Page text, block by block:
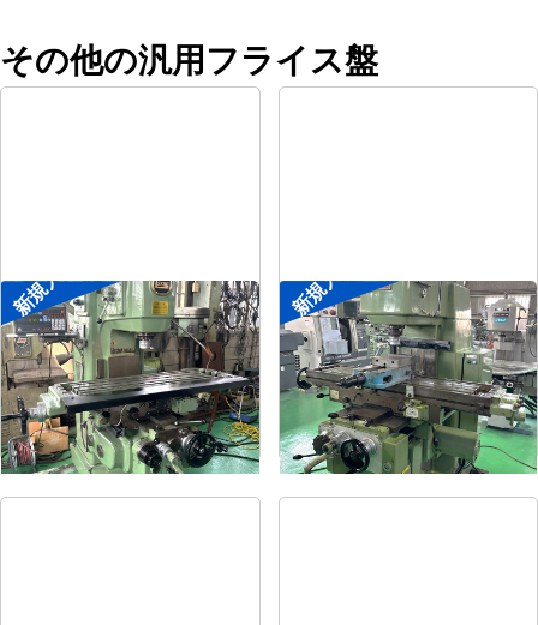
その他の汎用フライス盤
新規入荷
#2立フライス盤
メーカー 平岡工業
形 式MS-V
年 式1993
新規入荷
#2立フライス盤
メーカー 大隈豊和
形 式STM-2V
年 式1990